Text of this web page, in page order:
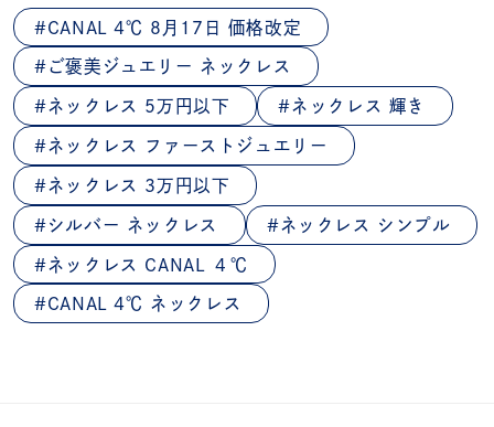
CANAL 4℃ 8月17日 価格改定
ご褒美ジュエリー ネックレス
ネックレス 5万円以下 ネックレス 輝き
ネックレス ファーストジュエリー
ネックレス 3万円以下
シルバー ネックレス ネックレス シンプル
ネックレス CANAL ４℃
CANAL 4℃ ネックレス